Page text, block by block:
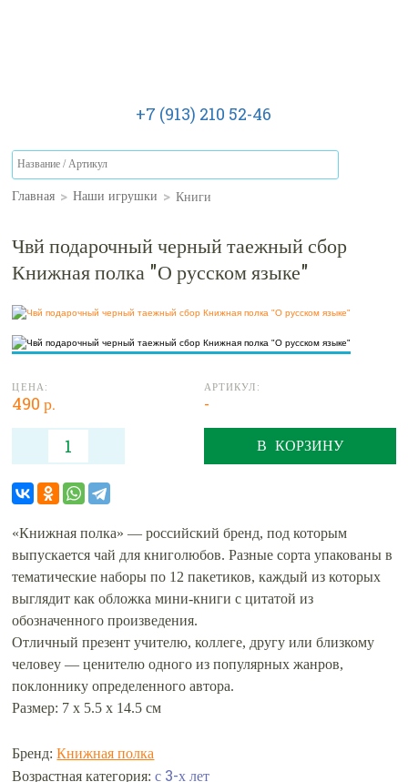
+7 (913) 210 52-46
Главная > Наши игрушки > Книги
Чвй подарочный черный таежный сбор
Книжная полка "О русском языке"
ЦЕНА:
490 р.
АРТИКУЛ:
-
В КОРЗИНУ
«Книжная полка» — российский бренд, под которым
выпускается чай для книголюбов. Разные сорта упакованы в
тематические наборы по 12 пакетиков, каждый из которых
выглядит как обложка мини-книги с цитатой из
обозначенного произведения.
Отличный презент учителю, коллеге, другу или близкому
человеу — ценителю одного из популярных жанров,
поклоннику определенного автора.
Размер: 7 х 5.5 х 14.5 см
Бренд:Книжная полка
Возрастная категория:с 3-х лет